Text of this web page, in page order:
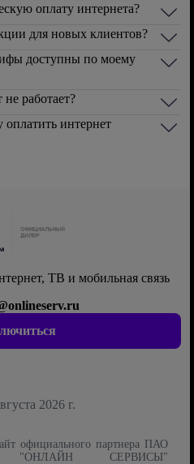
оплату интернета?
для новых клиентов?
доступны по моему
работает?
оплатить интернет
ТВ и мобильная связь
2026 г.
официального партнера ПАО
"ОНЛАЙН СЕРВИСЫ"